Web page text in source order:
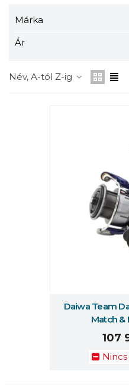
Márka
Ár
Név, A-tól Z-ig
Daiwa Team
Match &
107